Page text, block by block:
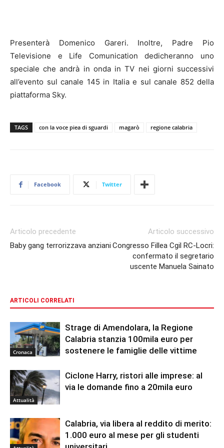
Presenterà Domenico Gareri. Inoltre, Padre Pio
Televisione e Life Comunication dedicheranno uno
speciale che andrà in onda in TV nei giorni successivi
all’evento sul canale 145 in Italia e sul canale 852 della
piattaforma Sky.
TAGS con la voce piea di sguardi magarò regione calabria
Facebook Twitter
Articolo precedente
Baby gang terrorizzava anziani
Articolo successivo
Congresso Fillea Cgil RC-Locri:
confermato il segretario
uscente Manuela Sainato
ARTICOLI CORRELATI
Cronaca
Strage di Amendolara, la Regione
Calabria stanzia 100mila euro per
sostenere le famiglie delle vittime
Attualità
Ciclone Harry, ristori alle imprese: al
via le domande fino a 20mila euro
Calabria, via libera al reddito di merito:
1.000 euro al mese per gli studenti